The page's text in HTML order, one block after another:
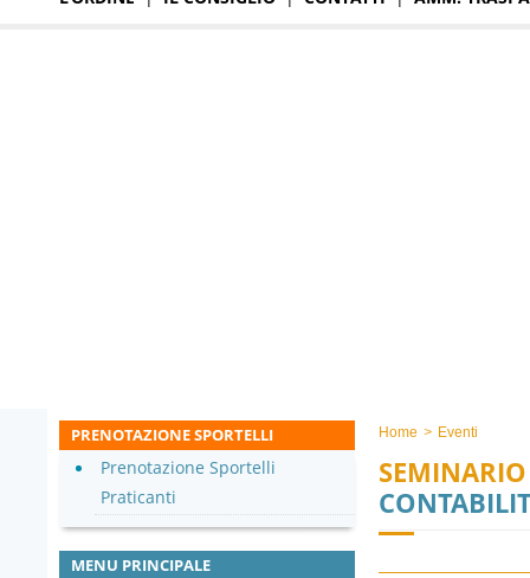
Home > Eventi
PRENOTAZIONE SPORTELLI
Prenotazione Sportelli
Praticanti
MENU PRINCIPALE